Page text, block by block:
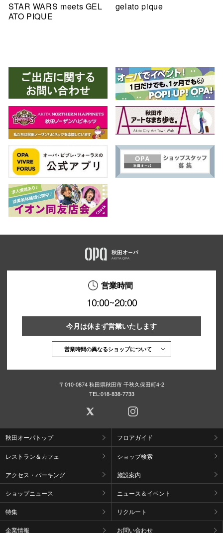
STAR WARS meets GEL
ATO PIQUE
gelato pique
営業時間
10:00~20:00
今月は休まず営業いたします
営業時間の異なるショップについて
〒010-0874 秋田県秋田市 千秋久保田町4-2
TEL:018-838-7733
秋田オーパトップ フロアガイド
レストラン＆カフェ ショップ検索
アクセス・パーキング 施設案内
ショップニュース ニュース＆イベント
特集 リクルート
企業情報 お問い合わせ